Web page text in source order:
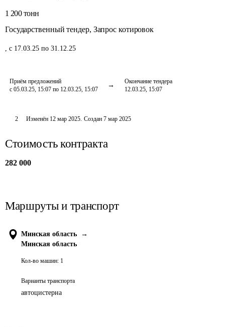
1 200 тонн
Государственный тендер, Запрос котировок
, с 17.03.25 по 31.12.25
Приём предложений
с 05.03.25, 15:07 по 12.03.25, 15:07
Окончание тендера
12.03.25, 15:07
2 Изменён 12 мар 2025. Создан 7 мар 2025
Стоимость контракта
282 000
Маршруты и транспорт
Минская область
→
Минская область
Кол-во машин: 1
Варианты транспорта
автоцистерна